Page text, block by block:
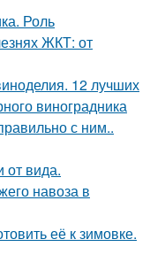
Роль
ЖКТ: от
12 лучших
виноградника
с ним..
от вида.
навоза в
её к зимовке.